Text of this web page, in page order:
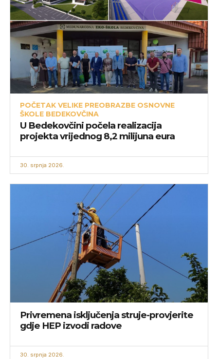
POČETAK VELIKE PREOBRAZBE OSNOVNE
ŠKOLE BEDEKOVČINA
U Bedekovčini počela realizacija
projekta vrijednog 8,2 milijuna eura
30. srpnja 2026.
Privremena isključenja struje-provjerite
gdje HEP izvodi radove
30. srpnja 2026.